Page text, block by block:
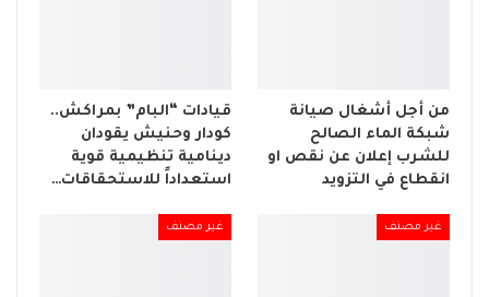
من أجل أشغال صيانة
شبكة الماء الصالح
للشرب إعلان عن نقص او
انقطاع في التزويد
قيادات “البام” بمراكش..
كودار وحنيش يقودان
دينامية تنظيمية قوية
استعداداً للاستحقاقات…
غير مصنف غير مصنف